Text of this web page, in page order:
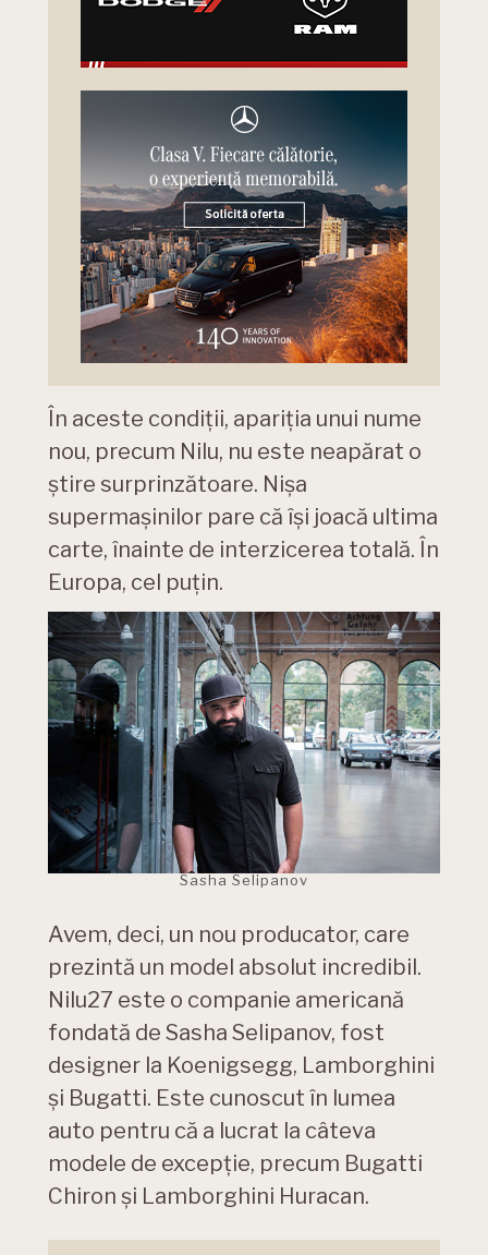
În aceste condiții, apariția unui nume
nou, precum Nilu, nu este neapărat o
știre surprinzătoare. Nișa
supermașinilor pare că își joacă ultima
carte, înainte de interzicerea totală. În
Europa, cel puțin.
Sasha Selipanov
Avem, deci, un nou producator, care
prezintă un model absolut incredibil.
Nilu27 este o companie americană
fondată de Sasha Selipanov, fost
designer la Koenigsegg, Lamborghini
și Bugatti. Este cunoscut în lumea
auto pentru că a lucrat la câteva
modele de excepție, precum Bugatti
Chiron și Lamborghini Huracan.